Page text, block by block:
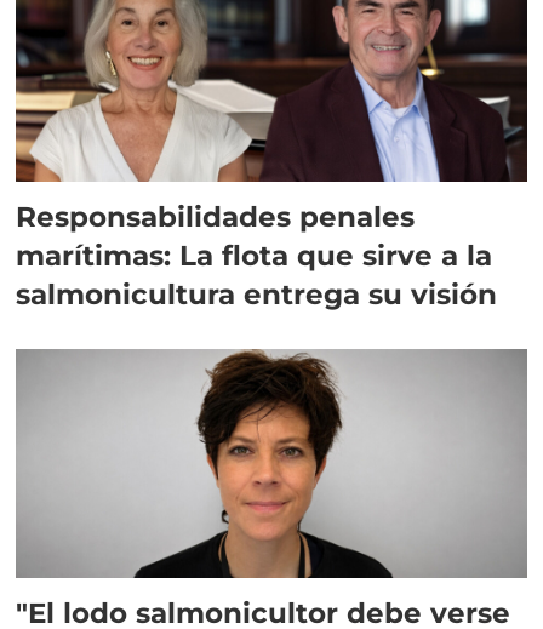
Responsabilidades penales
marítimas: La flota que sirve a la
salmonicultura entrega su visión
"El lodo salmonicultor debe verse